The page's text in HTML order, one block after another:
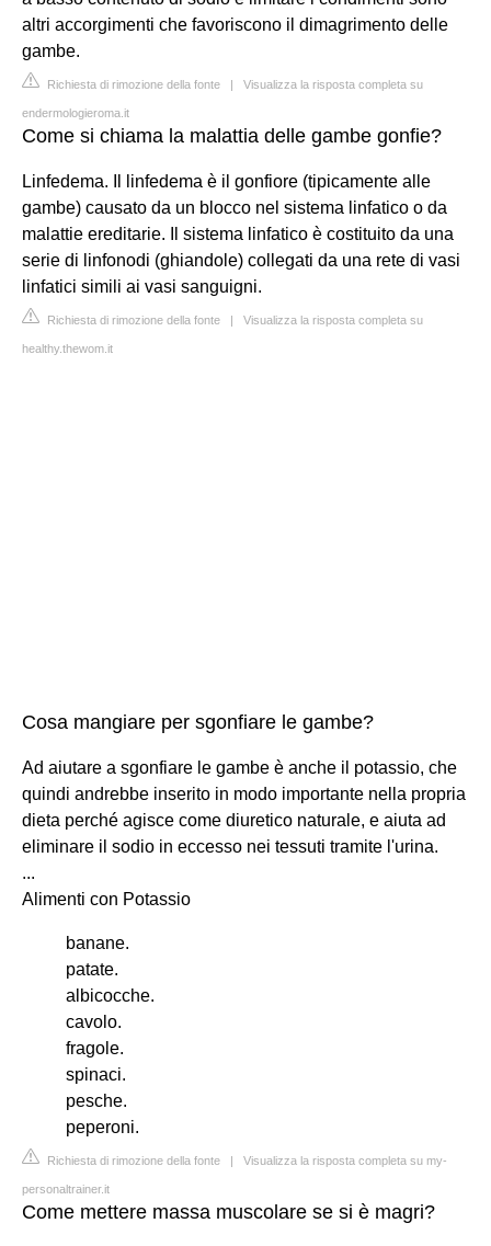
altri accorgimenti che favoriscono il dimagrimento delle
gambe.
Richiesta di rimozione della fonte | Visualizza la risposta completa su
endermologieroma.it
Come si chiama la malattia delle gambe gonfie?
Linfedema. Il linfedema è il gonfiore (tipicamente alle
gambe) causato da un blocco nel sistema linfatico o da
malattie ereditarie. Il sistema linfatico è costituito da una
serie di linfonodi (ghiandole) collegati da una rete di vasi
linfatici simili ai vasi sanguigni.
Richiesta di rimozione della fonte | Visualizza la risposta completa su
healthy.thewom.it
Cosa mangiare per sgonfiare le gambe?
Ad aiutare a sgonfiare le gambe è anche il potassio, che
quindi andrebbe inserito in modo importante nella propria
dieta perché agisce come diuretico naturale, e aiuta ad
eliminare il sodio in eccesso nei tessuti tramite l'urina.
...
Alimenti con Potassio
banane.
patate.
albicocche.
cavolo.
fragole.
spinaci.
pesche.
peperoni.
Richiesta di rimozione della fonte | Visualizza la risposta completa su my-
personaltrainer.it
Come mettere massa muscolare se si è magri?